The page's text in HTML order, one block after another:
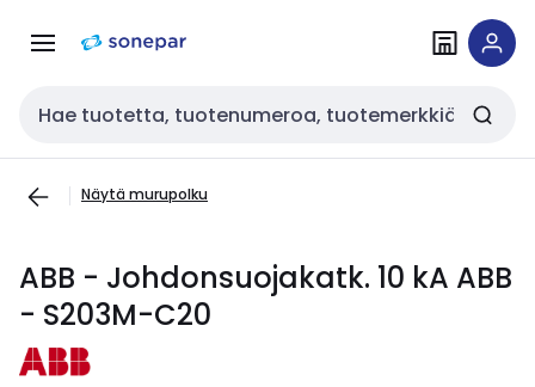
navigointiinsisältöön
Haku
Näytä murupolku
ABB - Johdonsuojakatk. 10 kA ABB
- S203M-C20